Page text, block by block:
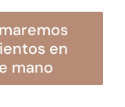
en
mano